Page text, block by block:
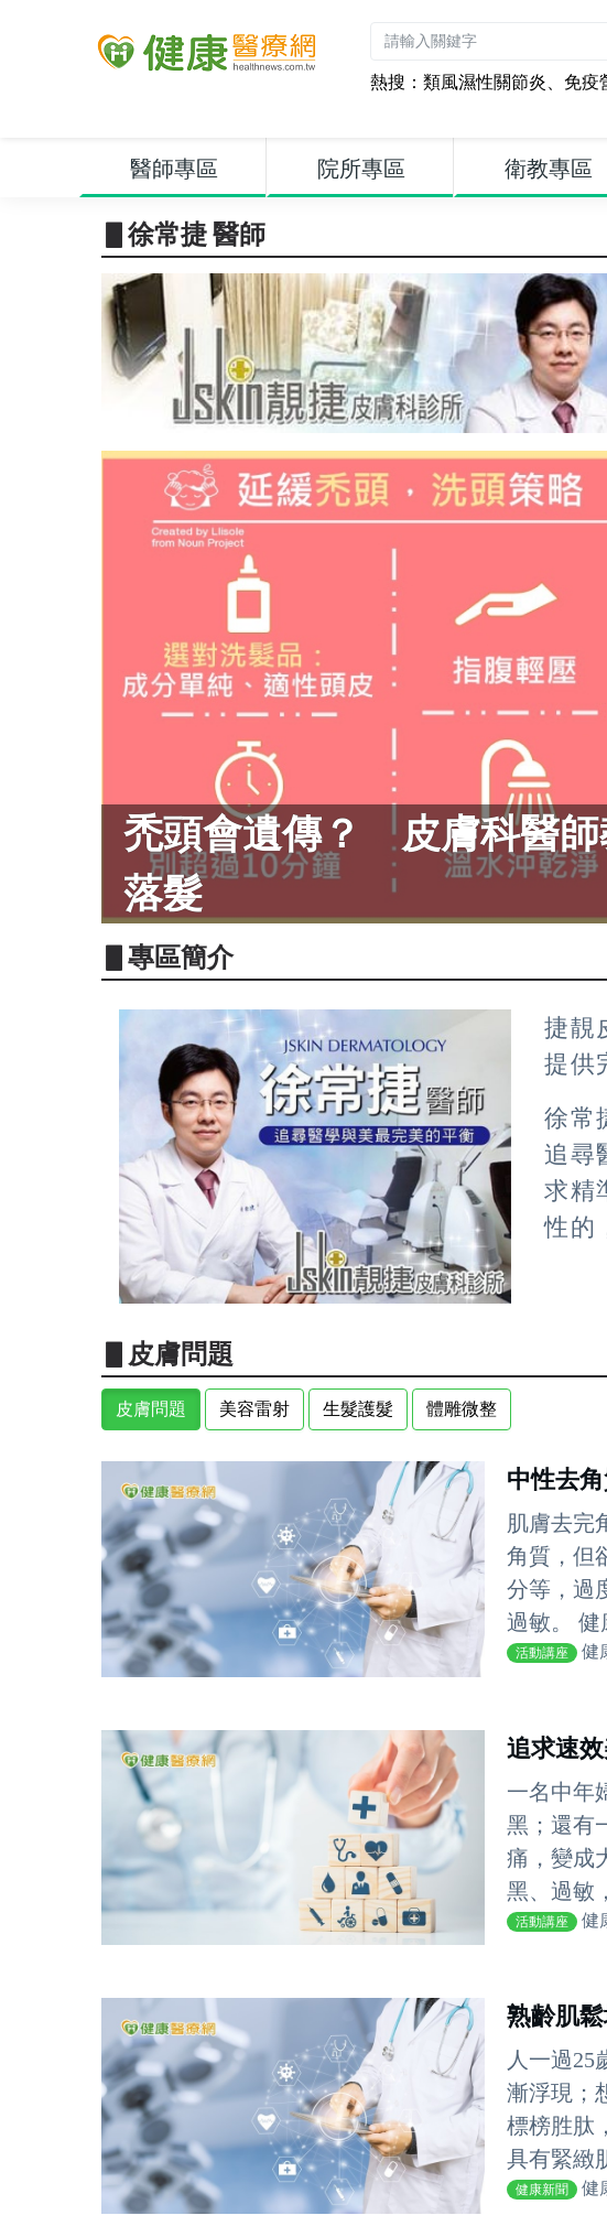
熱搜： 類風濕性關節炎、 免疫
醫師專區 院所專區 衛教專區
▋徐常捷 醫師
禿頭會遺傳？ 皮膚科醫師
落髮
▋專區簡介
捷靚
提供
徐常
追尋
求精
性的
▋皮膚問題
皮膚問題 美容雷射 生髮護髮 體雕微整
中性去
肌膚去完
角質，但
分等，過
過敏。
活動講座 健
追求速
一名中年
黑；還有
痛，變成
黑、過敏
活動講座 健
熟齡肌
人一過25
漸浮現；
標榜胜肽
具有緊緻
健康新聞 健